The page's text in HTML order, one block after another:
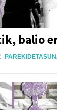
balio